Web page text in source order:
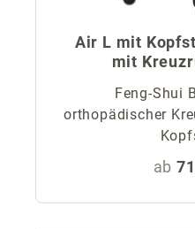
Air L mit
mit
Feng-Shui
orthopädischer
ab